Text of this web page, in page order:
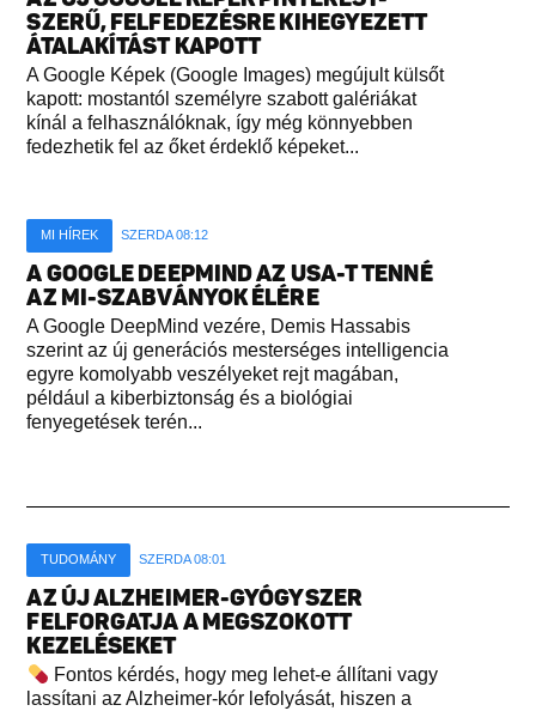
SZERŰ, FELFEDEZÉSRE KIHEGYEZETT
ÁTALAKÍTÁST KAPOTT
A Google Képek (Google Images) megújult külsőt
kapott: mostantól személyre szabott galériákat
kínál a felhasználóknak, így még könnyebben
fedezhetik fel az őket érdeklő képeket...
MI HÍREK SZERDA 08:12
A GOOGLE DEEPMIND AZ USA-T TENNÉ
AZ MI-SZABVÁNYOK ÉLÉRE
A Google DeepMind vezére, Demis Hassabis
szerint az új generációs mesterséges intelligencia
egyre komolyabb veszélyeket rejt magában,
például a kiberbiztonság és a biológiai
fenyegetések terén...
TUDOMÁNY SZERDA 08:01
AZ ÚJ ALZHEIMER-GYÓGYSZER
FELFORGATJA A MEGSZOKOTT
KEZELÉSEKET
Fontos kérdés, hogy meg lehet-e állítani vagy
lassítani az Alzheimer-kór lefolyását, hiszen a